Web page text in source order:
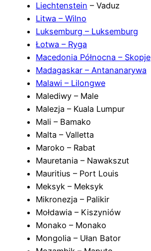
Liechtenstein – Vaduz
Litwa – Wilno
Luksemburg – Luksemburg
Łotwa – Ryga
Macedonia Północna – Skopje
Madagaskar – Antananarywa
Malawi – Lilongwe
Malediwy – Male
Malezja – Kuala Lumpur
Mali – Bamako
Malta – Valletta
Maroko – Rabat
Mauretania – Nawakszut
Mauritius – Port Louis
Meksyk – Meksyk
Mikronezja – Palikir
Mołdawia – Kiszyniów
Monako – Monako
Mongolia – Ułan Bator